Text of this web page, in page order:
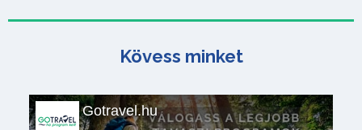
Kövess minket
Gotravel.hu